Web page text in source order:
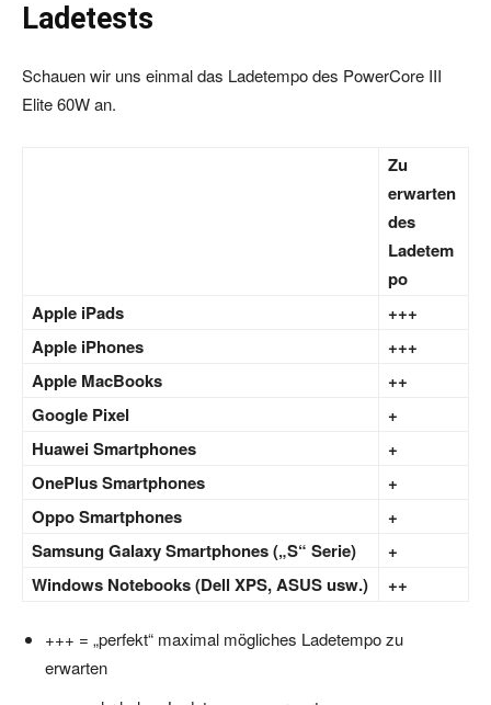
Ladetests
Schauen wir uns einmal das Ladetempo des PowerCore III
Elite 60W an.
Zu
erwarten
des
Ladetem
po
Apple iPads
+++
Apple iPhones
+++
Apple MacBooks
++
Google Pixel
+
Huawei Smartphones
+
OnePlus Smartphones
+
Oppo Smartphones
+
Samsung Galaxy Smartphones („S“ Serie)
+
Windows Notebooks (Dell XPS, ASUS usw.)
++
+++ = „perfekt“ maximal mögliches Ladetempo zu
erwarten